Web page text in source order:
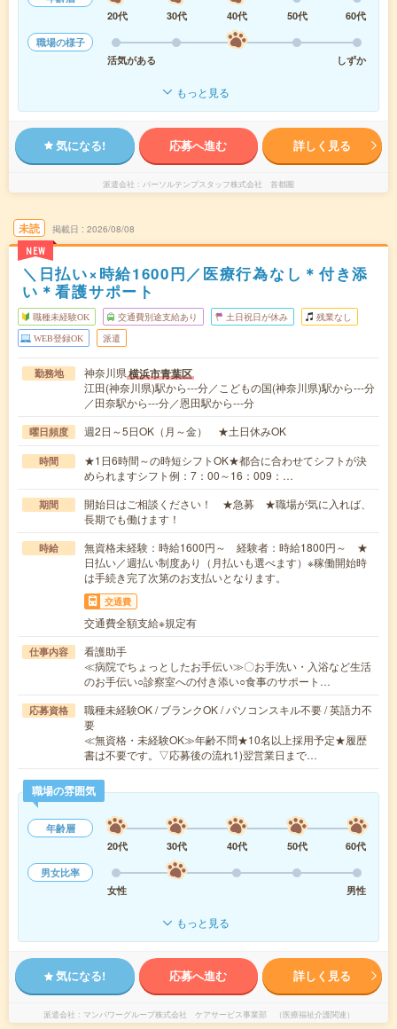
20代
30代 40代 50代
60代
職場の様子
活気がある
しずか
もっと見る
気になる! 応募へ進む 詳しく見る
派遣会社 パーソルテンプスタッフ株式会社 首都圏
未読
NEW
掲載日 2026/08/08
＼日払い×時給1600円／医療行為なし＊付き添
い＊看護サポート
職種未経験OK 交通費別途支給あり 土日祝日が休み 残業なし
WEB登録OK 派遣
勤務地 神奈川県横浜市青葉区
江田(神奈川県)駅から---分／こどもの国(神奈川県)駅から---分
／田奈駅から---分／恩田駅から---分
曜日頻度 週2日～5日OK（月～金） ★土日休みOK
時間
★1日6時間～の時短シフトOK★都合に合わせてシフトが決
められますシフト例：7：00～16：009：…
期間
開始日はご相談ください！ ★急募 ★職場が気に入れば、
長期でも働けます！
時給
無資格未経験：時給1600円～ 経験者：時給1800円～ ★
日払い／週払い制度あり（月払いも選べます）※稼働開始時
は手続き完了次第のお支払いとなります。
交通費
交通費全額支給※規定有
仕事内容
看護助手
≪病院でちょっとしたお手伝い≫〇お手洗い・入浴など生活
のお手伝い○診察室への付き添い○食事のサポート…
応募資格
職種未経験OK / ブランクOK / パソコンスキル不要 / 英語力不
要
≪無資格・未経験OK≫年齢不問★10名以上採用予定★履歴
書は不要です。▽応募後の流れ1)翌営業日まで…
職場の雰囲気
年齢層
20代
30代 40代 50代
60代
男女比率
女性
男性
もっと見る
気になる! 応募へ進む 詳しく見る
派遣会社 マンパワーグループ株式会社 ケアサービス事業部 （医療福祉介護関連）